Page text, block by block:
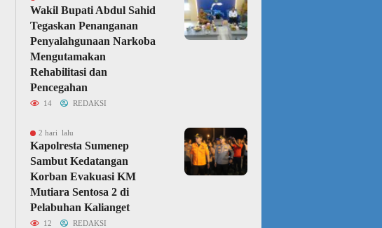
Wakil Bupati Abdul Sahid
Tegaskan Penanganan
Penyalahgunaan Narkoba
Mengutamakan
Rehabilitasi dan
Pencegahan
14 REDAKSI
2 hari lalu
Kapolresta Sumenep
Sambut Kedatangan
Korban Evakuasi KM
Mutiara Sentosa 2 di
Pelabuhan Kalianget
12 REDAKSI